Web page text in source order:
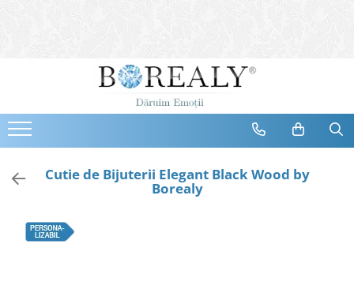
Bijuterii
Cercei
Bratari
Coliere
Tiare
Cutie de Bijuterii Elegant Black Wood by
Borealy